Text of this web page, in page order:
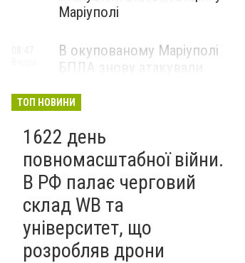
Маріуполі
В окупованому Маріуполі
БПЛА знову атакували
— ВІДЕО
ТОП НОВИНИ
1622 день
повномасштабної війни.
В РФ палає черговий
склад WB та
університет, що
розробляв дрони